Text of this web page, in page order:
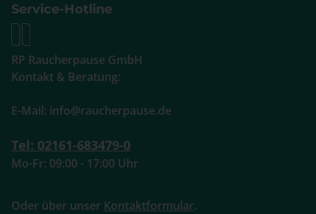
Service-Hotline
RP Raucherpause GmbH
Kontakt & Beratung:
E-Mail: info@raucherpause.de
Tel: 02161-683479-0
Mo-Fr: 09:00 - 17:00 Uhr
Oder über unser Kontaktformular.